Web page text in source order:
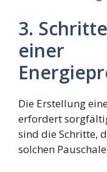
3.
einer
Die Erstellung
erfordert
sind die Schritte,
solchen